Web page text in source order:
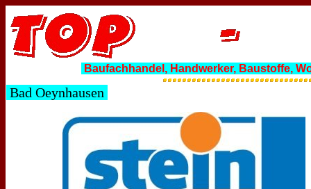
Baufachhandel, Handwerker, Baustoffe,
Bad Oeynhausen